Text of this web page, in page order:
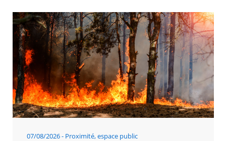
07/08/2026 Proximité, espace public